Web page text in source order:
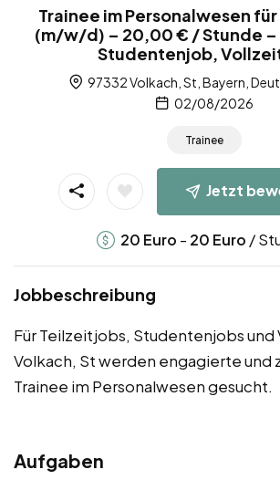
Trainee im Personalwesen
(m/w/d) – 20,00 € / Stunde
Studentenjob,
97332 Volkach, St, Bayern,
02/08/2026
Trainee
Jetzt
20 Euro - 20 Euro /
Jobbeschreibung
Für Teilzeitjobs, Studentenjobs und
Volkach, St werden engagierte und
Trainee im Personalwesen gesucht.
Aufgaben